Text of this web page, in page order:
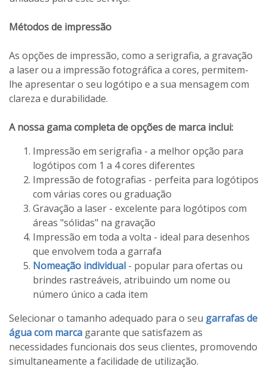
Métodos de impressão
As opções de impressão, como a serigrafia, a gravação
a laser ou a impressão fotográfica a cores, permitem-
lhe apresentar o seu logótipo e a sua mensagem com
clareza e durabilidade.
A nossa gama completa de opções de marca inclui:
Impressão em serigrafia - a melhor opção para
logótipos com 1 a 4 cores diferentes
Impressão de fotografias - perfeita para logótipos
com várias cores ou graduação
Gravação a laser - excelente para logótipos com
áreas "sólidas" na gravação
Impressão em toda a volta - ideal para desenhos
que envolvem toda a garrafa
Nomeação individual - popular para ofertas ou
brindes rastreáveis, atribuindo um nome ou
número único a cada item
Selecionar o tamanho adequado para o seu garrafas de
água com marca garante que satisfazem as
necessidades funcionais dos seus clientes, promovendo
simultaneamente a facilidade de utilização.